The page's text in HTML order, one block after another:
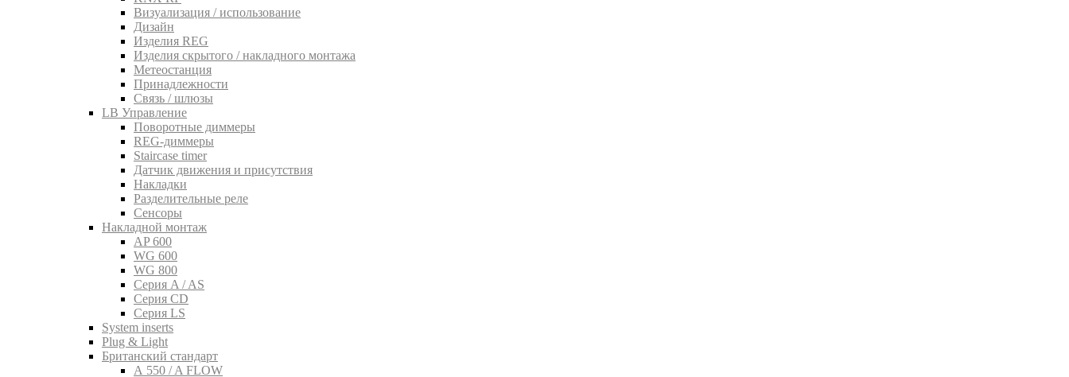
Визуализация / использование
Дизайн
Изделия REG
Изделия скрытого / накладного монтажа
Метеостанция
Принадлежности
Связь / шлюзы
LB Управление
Поворотные диммеры
REG-диммеры
Staircase timer
Датчик движения и присутствия
Накладки
Разделительные реле
Сенсоры
Накладной монтаж
AP 600
WG 600
WG 800
Серия A / AS
Серия CD
Серия LS
System inserts
Plug & Light
Британский стандарт
A 550 / A FLOW